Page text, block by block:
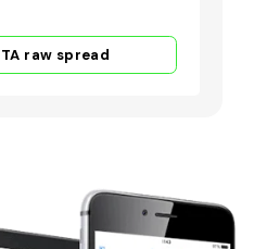
raw spread